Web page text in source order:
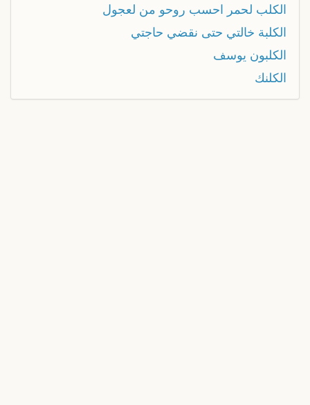
الكلب لحمر احسب روحو من لعجول
الكلبة خالتي حتى نقضي حاجتي
الكلبون يوسف
الكلنك